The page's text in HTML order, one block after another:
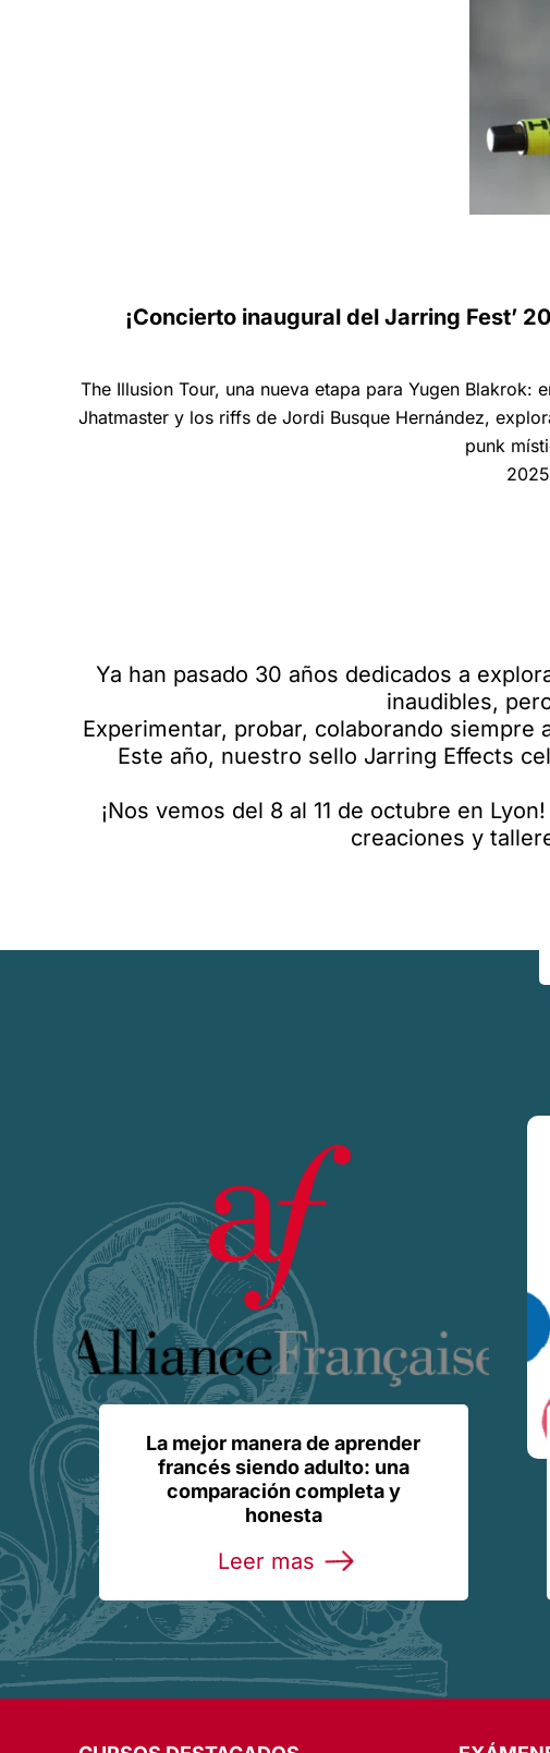
¡Concierto inaugural del Jarring Fest’
The Illusion Tour, una nueva etapa para Yugen
Jhatmaster y los riffs de Jordi Busque Hernández,
punk
Ya han pasado 30 años dedicados a
inaudibles,
Experimentar, probar, colaborando
Este año, nuestro sello Jarring Effects
¡Nos vemos del 8 al 11 de octubre en
creaciones y
La mejor manera de aprender
francés siendo adulto: una
comparación completa y
honesta
Leer mas